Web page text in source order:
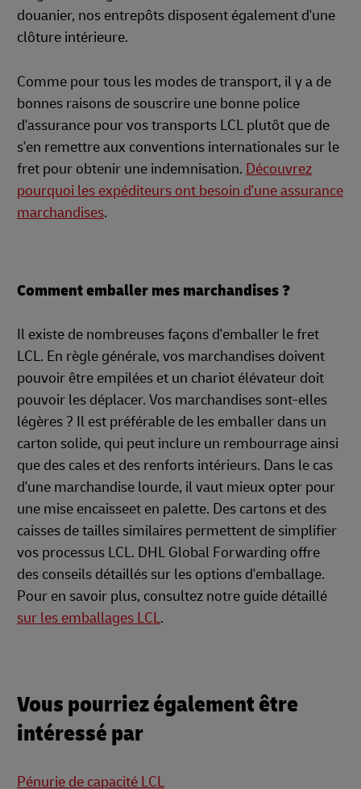
douanier, nos entrepôts disposent également d'une
clôture intérieure.
Comme pour tous les modes de transport, il y a de
bonnes raisons de souscrire une bonne police
d'assurance pour vos transports LCL plutôt que de
s'en remettre aux conventions internationales sur le
fret pour obtenir une indemnisation. Découvrez
pourquoi les expéditeurs ont besoin d'une assurance
marchandises.
Comment emballer mes marchandises ?
Il existe de nombreuses façons d'emballer le fret
LCL. En règle générale, vos marchandises doivent
pouvoir être empilées et un chariot élévateur doit
pouvoir les déplacer. Vos marchandises sont-elles
légères ? Il est préférable de les emballer dans un
carton solide, qui peut inclure un rembourrage ainsi
que des cales et des renforts intérieurs. Dans le cas
d'une marchandise lourde, il vaut mieux opter pour
une mise encaisseet en palette. Des cartons et des
caisses de tailles similaires permettent de simplifier
vos processus LCL. DHL Global Forwarding offre
des conseils détaillés sur les options d'emballage.
Pour en savoir plus, consultez notre guide détaillé
sur les emballages LCL.
Vous pourriez également être
intéressé par
Pénurie de capacité LCL